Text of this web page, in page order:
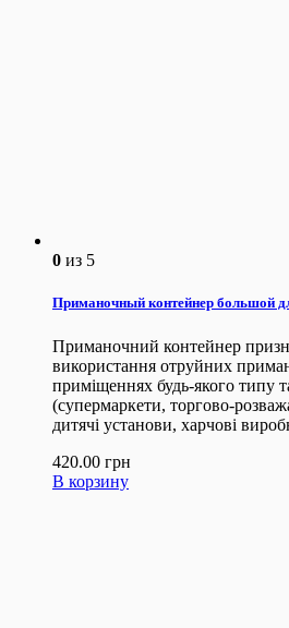
0 из 5
Приманочный контейнер большой
Приманочний контейнер
використання отруйних
приміщеннях будь-якого типу
(супермаркети, торгово-
дитячі установи, харчові
420.00 грн
В корзину